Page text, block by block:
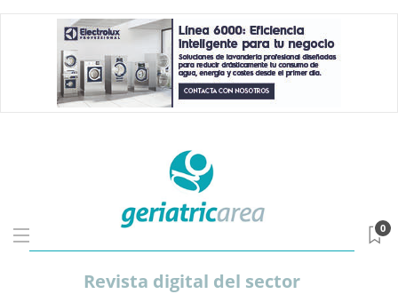
Revista digital del sector
0